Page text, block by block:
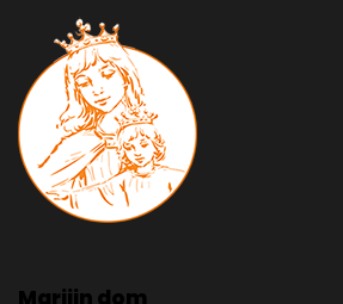
Marijin dom